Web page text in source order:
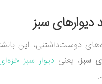
دیوارهای سبز
دوست‌داشتنی، این
سبز، یعنی دیوار سبز